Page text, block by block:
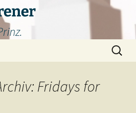
Suchen
nach:
Fridays for